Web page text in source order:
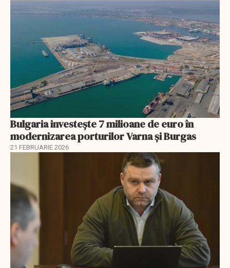
Bulgaria investește 7 milioane de euro în
modernizarea porturilor Varna și Burgas
21 FEBRUARIE 2026